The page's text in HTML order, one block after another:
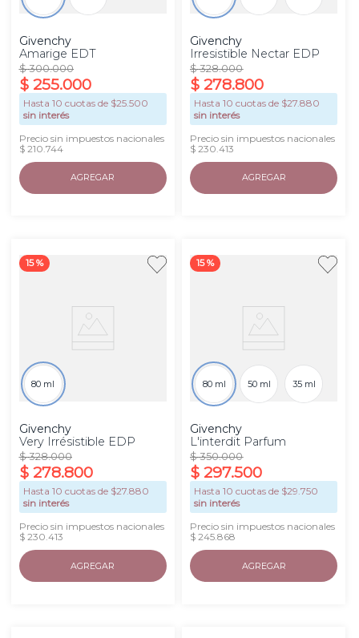
Givenchy
Amarige EDT
$ 300.000
$ 255.000
Hasta 10 cuotas de $25.500
sin interés
Precio sin impuestos nacionales
$ 210.744
AGREGAR
Givenchy
Irresistible Nectar EDP
$ 328.000
$ 278.800
Hasta10 cuotas de $27.880
sin interés
Precio sin impuestos nacionales
$ 230.413
AGREGAR
15 %
80 ml
Givenchy
Very Irrésistible EDP
$ 328.000
$ 278.800
Hasta 10 cuotas de $27.880
sin interés
Precio sin impuestos nacionales
$ 230.413
AGREGAR
15 %
80 ml 50 ml 35 ml
Givenchy
L'interdit Parfum
$ 350.000
$ 297.500
Hasta10 cuotas de $29.750
sin interés
Precio sin impuestos nacionales
$ 245.868
AGREGAR